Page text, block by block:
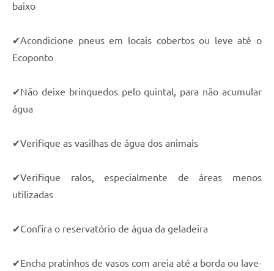
baixo
✔Acondicione pneus em locais cobertos ou leve até o
Ecoponto
✔Não deixe brinquedos pelo quintal, para não acumular
água
✔Verifique as vasilhas de água dos animais
✔Verifique ralos, especialmente de áreas menos
utilizadas
✔Confira o reservatório de água da geladeira
✔Encha pratinhos de vasos com areia até a borda ou lave-